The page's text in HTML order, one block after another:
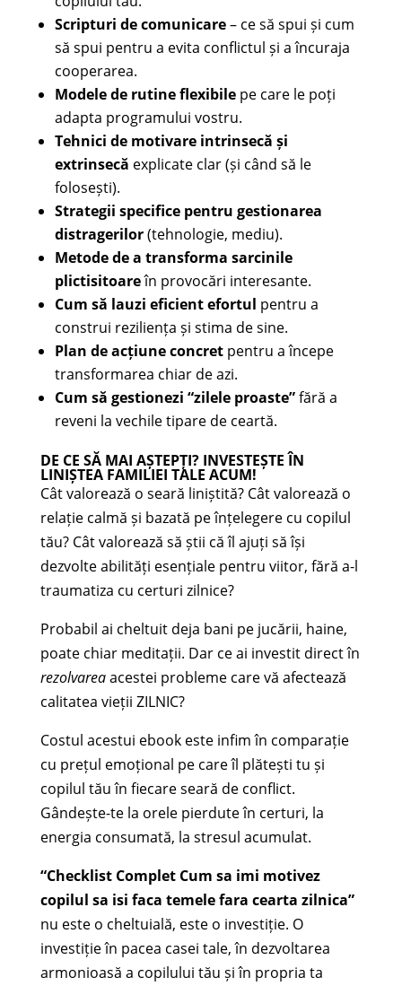
Scripturi de comunicare– ce să spui și cum
să spui pentru a evita conflictul și a încuraja
cooperarea.
Modele de rutine flexibilepe care le poți
adapta programului vostru.
Tehnici de motivare intrinsecă și
extrinsecă explicate clar (și când să le
folosești).
Strategii specifice pentru gestionarea
distragerilor(tehnologie, mediu).
Metode de a transforma sarcinile
plictisitoareîn provocări interesante.
Cum să lauzi eficient efortul pentru a
construi reziliența și stima de sine.
Plan de acțiune concretpentru a începe
transformarea chiar de azi.
Cum să gestionezi “zilele proaste”fără a
reveni la vechile tipare de ceartă.
DE CE SĂ MAI AȘTEPȚI? INVESTEȘTE ÎN
LINIȘTEA FAMILIEI TALE ACUM!
Cât valorează o seară liniștită? Cât valorează o
relație calmă și bazată pe înțelegere cu copilul
tău? Cât valorează să știi că îl ajuți să își
dezvolte abilități esențiale pentru viitor, fără a-l
traumatiza cu certuri zilnice?
Probabil ai cheltuit deja bani pe jucării, haine,
poate chiar meditații. Dar ce ai investit direct în
rezolvareaacestei probleme care vă afectează
calitatea vieții ZILNIC?
Costul acestui ebook este infim în comparație
cu prețul emoțional pe care îl plătești tu și
copilul tău în fiecare seară de conflict.
Gândește-te la orele pierdute în certuri, la
energia consumată, la stresul acumulat.
“Checklist Complet Cum sa imi motivez
copilul sa isi faca temele fara cearta zilnica”
nu este o cheltuială, este o investiție. O
investiție în pacea casei tale, în dezvoltarea
armonioasă a copilului tău și în propria ta